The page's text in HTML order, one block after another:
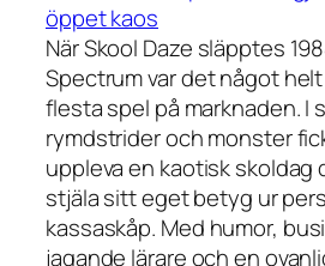
öppet kaos
När Skool Daze släpptes
Spectrum var det något
flesta spel på marknaden. I
rymdstrider och monster
uppleva en kaotisk skoldag
stjäla sitt eget betyg ur
kassaskåp. Med humor,
jagande lärare och en